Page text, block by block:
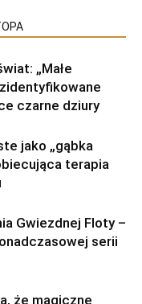
„Małe
czarne dziury
jako „gąbka
terapia
Gwiezdnej Floty –
serii
że magiczne